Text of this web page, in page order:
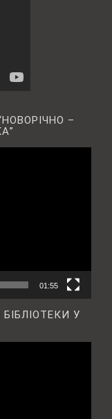
–
01:55
У